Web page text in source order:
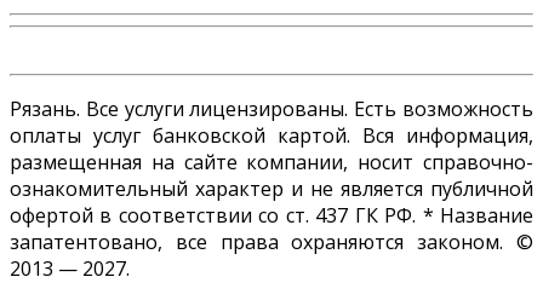
Рязань. Все услуги лицензированы. Есть возможность
оплаты услуг банковской картой. Вся информация,
размещенная на сайте компании, носит справочно-
ознакомительный характер и не является публичной
офертой в соответствии со ст. 437 ГК РФ. * Название
запатентовано, все права охраняются законом. ©
2013 — 2027.